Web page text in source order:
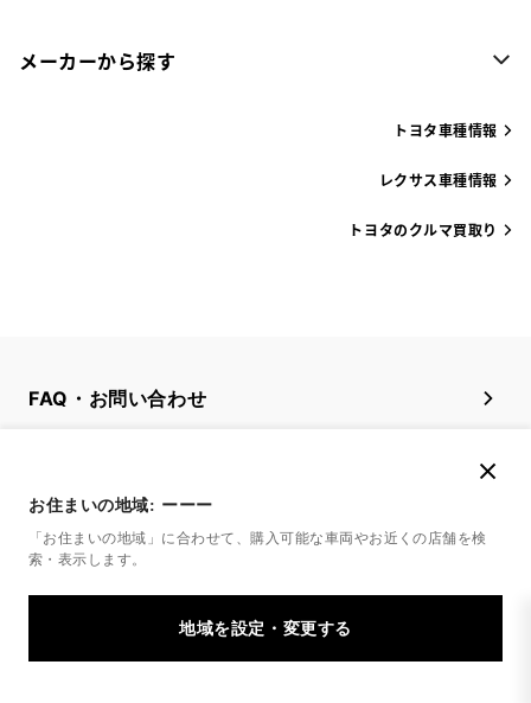
お住まいの地域: ーーー
「お住まいの地域」に合わせて、購入可能な車両やお近くの店舗を検
索・表示します。
メーカーから探す
トヨタ車種情報
レクサス車種情報
トヨタのクルマ買取り
FAQ・お問い合わせ
関連サービス
Facebook
YouTubeInstagram